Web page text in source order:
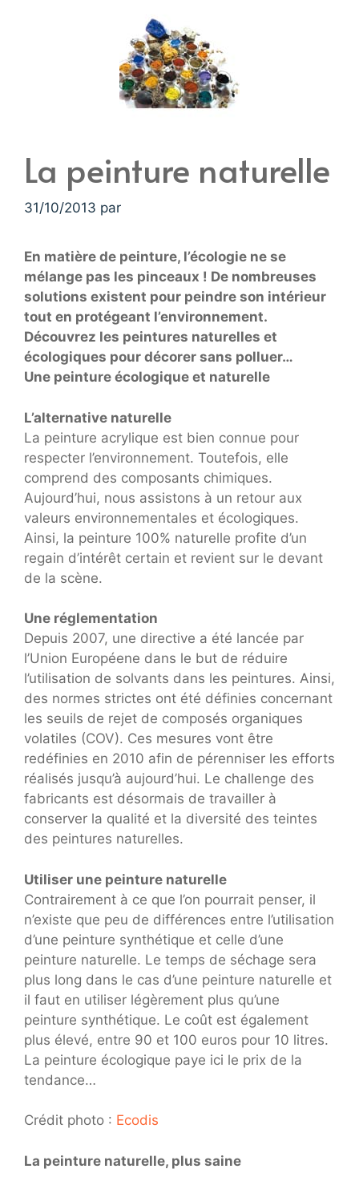
La peinture naturelle
31/10/2013 par
En matière de peinture, l’écologie ne se
mélange pas les pinceaux ! De nombreuses
solutions existent pour peindre son intérieur
tout en protégeant l’environnement.
Découvrez les peintures naturelles et
écologiques pour décorer sans polluer…
Une peinture écologique et naturelle
L’alternative naturelle
La peinture acrylique est bien connue pour
respecter l’environnement. Toutefois, elle
comprend des composants chimiques.
Aujourd’hui, nous assistons à un retour aux
valeurs environnementales et écologiques.
Ainsi, la peinture 100% naturelle profite d’un
regain d’intérêt certain et revient sur le devant
de la scène.
Une réglementation
Depuis 2007, une directive a été lancée par
l’Union Européene dans le but de réduire
l’utilisation de solvants dans les peintures. Ainsi,
des normes strictes ont été définies concernant
les seuils de rejet de composés organiques
volatiles (COV). Ces mesures vont être
redéfinies en 2010 afin de pérenniser les efforts
réalisés jusqu’à aujourd’hui. Le challenge des
fabricants est désormais de travailler à
conserver la qualité et la diversité des teintes
des peintures naturelles.
Utiliser une peinture naturelle
Contrairement à ce que l’on pourrait penser, il
n’existe que peu de différences entre l’utilisation
d’une peinture synthétique et celle d’une
peinture naturelle. Le temps de séchage sera
plus long dans le cas d’une peinture naturelle et
il faut en utiliser légèrement plus qu’une
peinture synthétique. Le coût est également
plus élevé, entre 90 et 100 euros pour 10 litres.
La peinture écologique paye ici le prix de la
tendance…
Crédit photo : Ecodis
La peinture naturelle, plus saine